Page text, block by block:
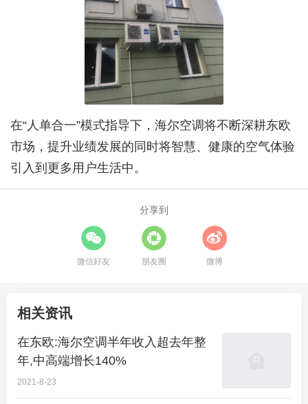
在“人单合一”模式指导下，海尔空调将不断深耕东欧
市场，提升业绩发展的同时将智慧、健康的空气体验
引入到更多用户生活中。
分享到
微信好友 朋友圈 微博
相关资讯
在东欧:海尔空调半年收入超去年整
年,中高端增长140%
2021-8-23